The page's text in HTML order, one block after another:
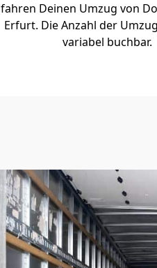
fahren Deinen Umzug von
Erfurt. Die Anzahl der
variabel buchbar.